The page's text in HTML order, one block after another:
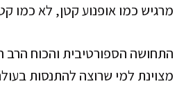
מרגיש כמו אופנוע קטן, לא כמו
התחושה הספורטיבית והכוח הרב
מצוינת למי שרוצה להתנסות